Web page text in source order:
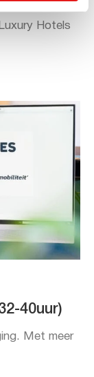
Hotels
40uur)
Met meer